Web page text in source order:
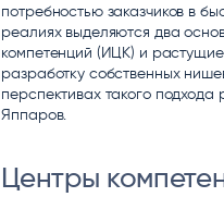
Robovoice
ГОЛОСОВЫЕ И ТЕКСТОВЫЕ БОТЫ
ТЕКСТА
потребностью заказчиков в
реалиях выделяются два
компетенций (ИЦК) и
разработку собственных
перспективах такого
Яппаров.
Центры